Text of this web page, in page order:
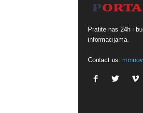
Pratite nas 24h i
informacijama.
Contact us: